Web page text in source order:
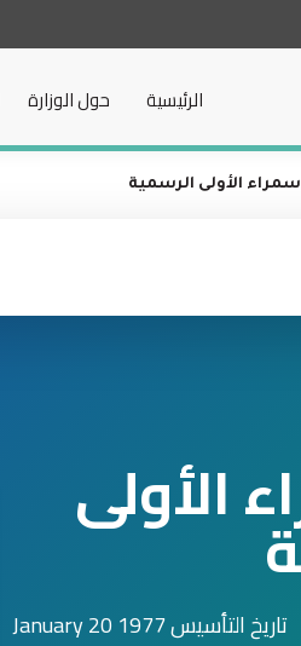
الرئيسية حول الوزارة
الأولى الرسمية
الأولى
تاريخ التأسيس 1977 January 20